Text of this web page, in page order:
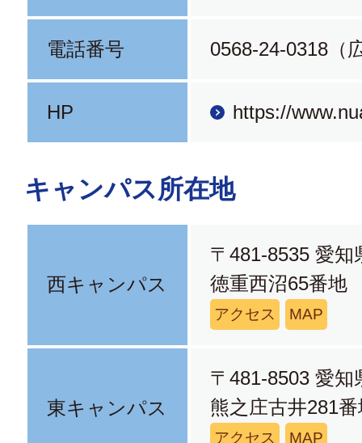
電話番号 0568-24-0318（
HP https://
キャンパス所在地
西キャンパス
〒481-8535 愛知
徳重西沼65番地
アクセス MAP
東キャンパス
〒481-8503 愛知
熊之庄古井281
アクセス MAP